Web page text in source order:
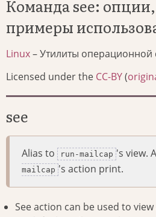
Команда see:
примеры
Linux– Утилиты операционной
Licensed under the CC-BY(
see
Alias to run-mailcap 's view.
mailcap 's action print.
See action can be used to